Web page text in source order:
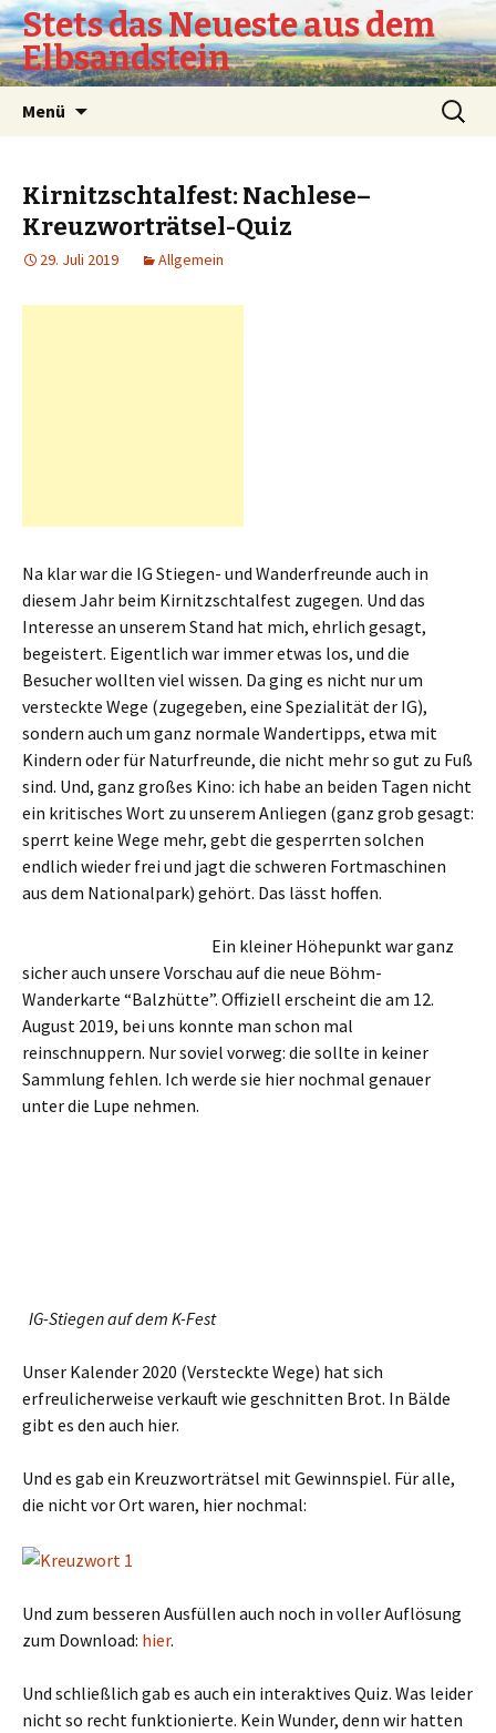
Stets das Neueste aus dem
Elbsandstein
Menü
Suchen
nach:
Kirnitzschtalfest: Nachlese–
Kreuzworträtsel-Quiz
29. Juli 2019 Allgemein
Na klar war die IG Stiegen- und Wanderfreunde auch in
diesem Jahr beim Kirnitzschtalfest zugegen. Und das
Interesse an unserem Stand hat mich, ehrlich gesagt,
begeistert. Eigentlich war immer etwas los, und die
Besucher wollten viel wissen. Da ging es nicht nur um
versteckte Wege (zugegeben, eine Spezialität der IG),
sondern auch um ganz normale Wandertipps, etwa mit
Kindern oder für Naturfreunde, die nicht mehr so gut zu Fuß
sind. Und, ganz großes Kino: ich habe an beiden Tagen nicht
ein kritisches Wort zu unserem Anliegen (ganz grob gesagt:
sperrt keine Wege mehr, gebt die gesperrten solchen
endlich wieder frei und jagt die schweren Fortmaschinen
aus dem Nationalpark) gehört. Das lässt hoffen.
Ein kleiner Höhepunkt war ganz
sicher auch unsere Vorschau auf die neue Böhm-
Wanderkarte “Balzhütte”. Offiziell erscheint die am 12.
August 2019, bei uns konnte man schon mal
reinschnuppern. Nur soviel vorweg: die sollte in keiner
Sammlung fehlen. Ich werde sie hier nochmal genauer
unter die Lupe nehmen.
IG-Stiegen auf dem K-Fest
Unser Kalender 2020 (Versteckte Wege) hat sich
erfreulicherweise verkauft wie geschnitten Brot. In Bälde
gibt es den auch hier.
Und es gab ein Kreuzworträtsel mit Gewinnspiel. Für alle,
die nicht vor Ort waren, hier nochmal:
Und zum besseren Ausfüllen auch noch in voller Auflösung
zum Download: hier.
Und schließlich gab es auch ein interaktives Quiz. Was leider
nicht so recht funktionierte. Kein Wunder, denn wir hatten